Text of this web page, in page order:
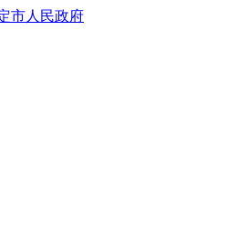
市人民政府